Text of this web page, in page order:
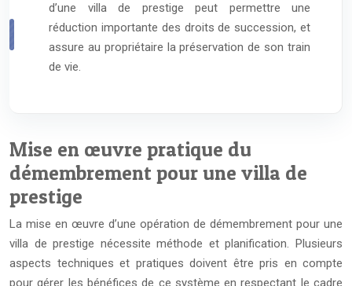
d’une villa de prestige peut permettre une
réduction importante des droits de succession, et
assure au propriétaire la préservation de son train
de vie.
Mise en œuvre pratique du
démembrement pour une villa de
prestige
La mise en œuvre d’une opération de démembrement pour une
villa de prestige nécessite méthode et planification. Plusieurs
aspects techniques et pratiques doivent être pris en compte
pour gérer les bénéfices de ce système en respectant le cadre